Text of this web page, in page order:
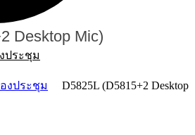
Desktop Mic)
ประชุม
งประชุม
D5825L (D5815+2 Desktop